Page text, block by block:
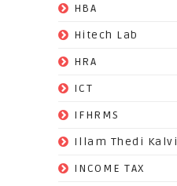
HBA
Hitech Lab
HRA
ICT
IFHRMS
Illam Thedi Kalvi
INCOME TAX